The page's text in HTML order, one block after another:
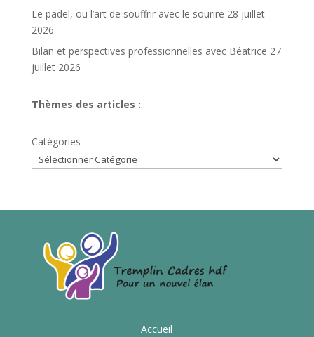
Le padel, ou l’art de souffrir avec le sourire 28 juillet
2026
Bilan et perspectives professionnelles avec Béatrice 27
juillet 2026
Thèmes des articles :
Catégories
Accueil